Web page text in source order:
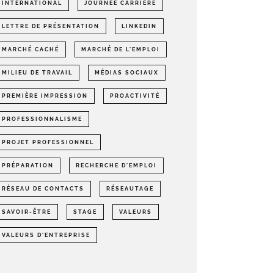
INTERNATIONAL JOURNÉE CARRIÈRE
LETTRE DE PRÉSENTATION LINKEDIN
MARCHÉ CACHÉ MARCHÉ DE L'EMPLOI
MILIEU DE TRAVAIL MÉDIAS SOCIAUX
PREMIÈRE IMPRESSION PROACTIVITÉ
PROFESSIONNALISME
PROJET PROFESSIONNEL
PRÉPARATION RECHERCHE D'EMPLOI
RÉSEAU DE CONTACTS RÉSEAUTAGE
SAVOIR-ÊTRE STAGE VALEURS
VALEURS D'ENTREPRISE